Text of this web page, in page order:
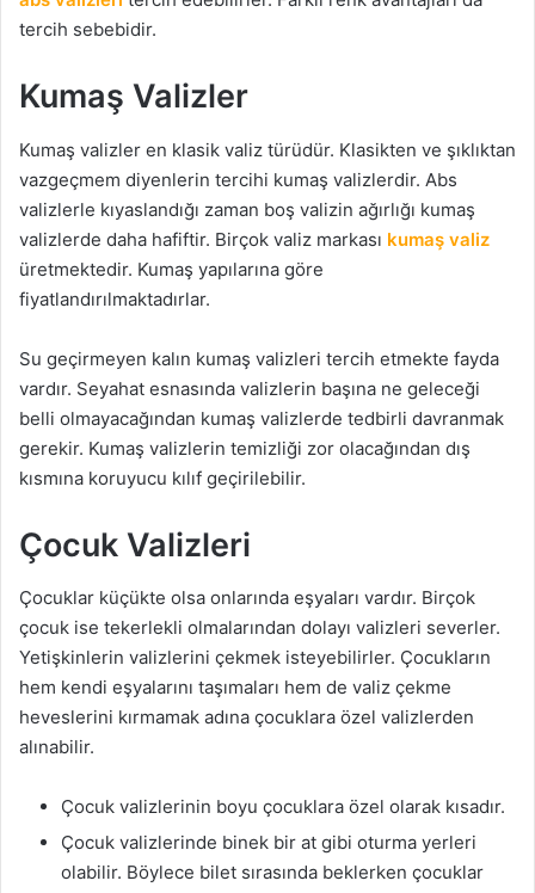
tercih sebebidir.
Kumaş Valizler
Kumaş valizler en klasik valiz türüdür. Klasikten ve şıklıktan
vazgeçmem diyenlerin tercihi kumaş valizlerdir. Abs
valizlerle kıyaslandığı zaman boş valizin ağırlığı kumaş
valizlerde daha hafiftir. Birçok valiz markası kumaş valiz
üretmektedir. Kumaş yapılarına göre
fiyatlandırılmaktadırlar.
Su geçirmeyen kalın kumaş valizleri tercih etmekte fayda
vardır. Seyahat esnasında valizlerin başına ne geleceği
belli olmayacağından kumaş valizlerde tedbirli davranmak
gerekir. Kumaş valizlerin temizliği zor olacağından dış
kısmına koruyucu kılıf geçirilebilir.
Çocuk Valizleri
Çocuklar küçükte olsa onlarında eşyaları vardır. Birçok
çocuk ise tekerlekli olmalarından dolayı valizleri severler.
Yetişkinlerin valizlerini çekmek isteyebilirler. Çocukların
hem kendi eşyalarını taşımaları hem de valiz çekme
heveslerini kırmamak adına çocuklara özel valizlerden
alınabilir.
Çocuk valizlerinin boyu çocuklara özel olarak kısadır.
Çocuk valizlerinde binek bir at gibi oturma yerleri
olabilir. Böylece bilet sırasında beklerken çocuklar